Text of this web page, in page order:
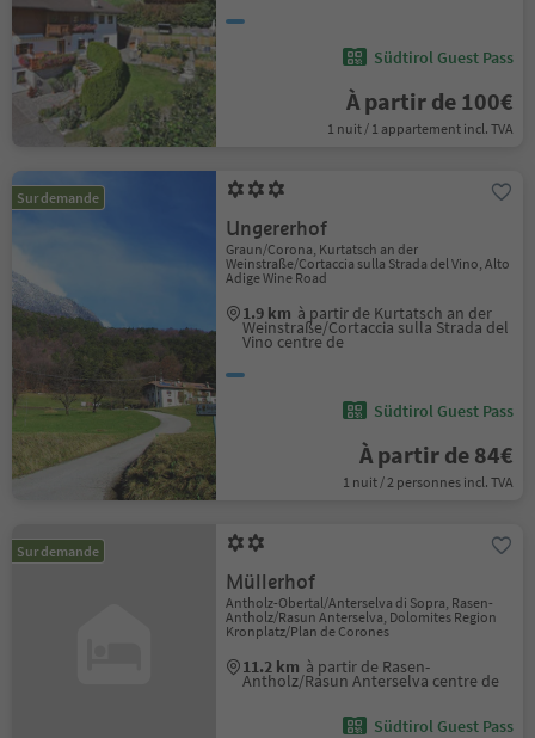
Südtirol Guest Pass
À partir de 100€
1 nuit / 1 appartement incl. TVA
Sur demande
Ungererhof
Graun/Corona, Kurtatsch an der
Weinstraße/Cortaccia sulla Strada del Vino, Alto
Adige Wine Road
1.9 km à partir de Kurtatsch an der
Weinstraße/Cortaccia sulla Strada del
Vino centre de
Südtirol Guest Pass
À partir de 84€
1 nuit / 2 personnes incl. TVA
Sur demande
Müllerhof
Antholz-Obertal/Anterselva di Sopra, Rasen-
Antholz/Rasun Anterselva, Dolomites Region
Kronplatz/Plan de Corones
11.2 km à partir de Rasen-
Antholz/Rasun Anterselva centre de
Südtirol Guest Pass